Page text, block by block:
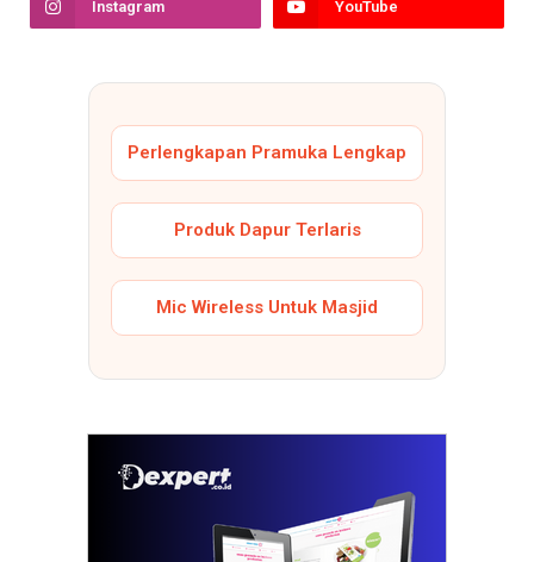
Instagram YouTube
Perlengkapan Pramuka Lengkap
Produk Dapur Terlaris
Mic Wireless Untuk Masjid